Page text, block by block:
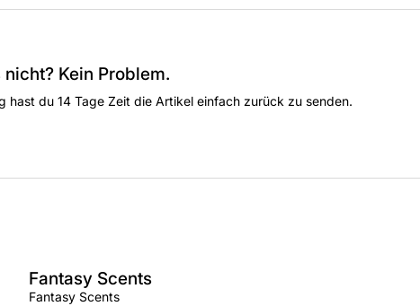
Kein Problem.
hast du 14 Tage Zeit die Artikel einfach zurück zu senden.
Fantasy Scents
Fantasy Scents